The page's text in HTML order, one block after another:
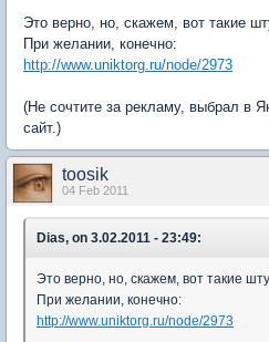
Это верно, но, скажем, вот такие
При желании, конечно:
http://www.uniktorg.ru/node/2973
(Не сочтите за рекламу, выбрал в
сайт.)
toosik
04 Feb 2011
Dias, on 3.02.2011 - 23:49:
Это верно, но, скажем, вот такие
При желании, конечно:
http://www.uniktorg.ru/node/2973